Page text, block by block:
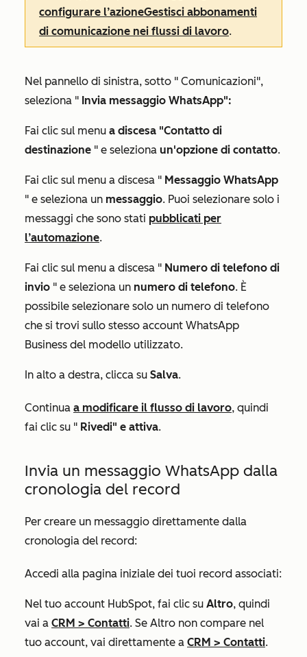
configurare l’azioneGestisci abbonamenti
di comunicazione nei flussi di lavoro.
Nel pannello di sinistra, sotto " Comunicazioni",
seleziona " Invia messaggio WhatsApp":
Fai clic sul menu a discesa "Contatto di
destinazione " e seleziona un'opzione di contatto.
Fai clic sul menu a discesa " Messaggio WhatsApp
" e seleziona un messaggio. Puoi selezionare solo i
messaggi che sono stati pubblicati per
l’automazione.
Fai clic sul menu a discesa " Numero di telefono di
invio " e seleziona un numero di telefono. È
possibile selezionare solo un numero di telefono
che si trovi sullo stesso account WhatsApp
Business del modello utilizzato.
In alto a destra, clicca su Salva.
Continua a modificare il flusso di lavoro, quindi
fai clic su " Rivedi" e attiva.
Invia un messaggio WhatsApp dalla
cronologia del record
Per creare un messaggio direttamente dalla
cronologia del record:
Accedi alla pagina iniziale dei tuoi record associati:
Nel tuo account HubSpot, fai clic su Altro, quindi
vai a CRM > Contatti. Se Altro non compare nel
tuo account, vai direttamente a CRM > Contatti.